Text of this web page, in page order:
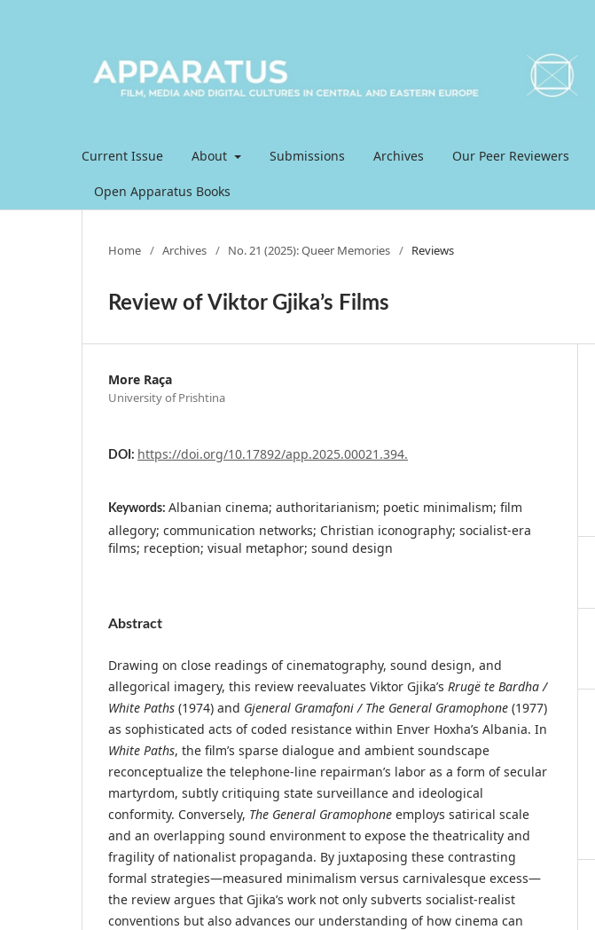
Current Issue About Submissions Archives Our Peer Reviewers
Open Apparatus Books
Home / Archives / No. 21 (2025): Queer Memories / Reviews
Review of Viktor Gjika’s Films
More Raça
University of Prishtina
DOI: https://doi.org/10.17892/app.2025.00021.394.
Keywords: Albanian cinema; authoritarianism; poetic minimalism; film
allegory; communication networks; Christian iconography; socialist-era
films; reception; visual metaphor; sound design
Abstract
Drawing on close readings of cinematography, sound design, and
allegorical imagery, this review reevaluates Viktor Gjika’s Rrugë te Bardha /
White Paths (1974) and Gjeneral Gramafoni / The General Gramophone (1977)
as sophisticated acts of coded resistance within Enver Hoxha’s Albania. In
White Paths, the film’s sparse dialogue and ambient soundscape
reconceptualize the telephone-line repairman’s labor as a form of secular
martyrdom, subtly critiquing state surveillance and ideological
conformity. Conversely, The General Gramophone employs satirical scale
and an overlapping sound environment to expose the theatricality and
fragility of nationalist propaganda. By juxtaposing these contrasting
formal strategies—measured minimalism versus carnivalesque excess—
the review argues that Gjika’s work not only subverts socialist-realist
conventions but also advances our understanding of how cinema can